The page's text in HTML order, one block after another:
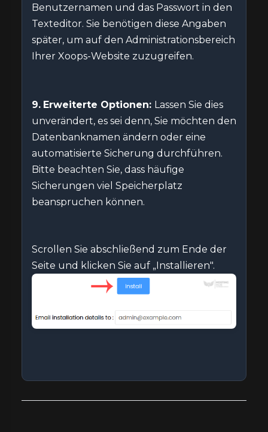
Benutzernamen und das Passwort in den
Texteditor. Sie benötigen diese Angaben
später, um auf den Administrationsbereich
Ihrer Xoops-Website zuzugreifen.
9. Erweiterte Optionen: Lassen Sie dies
unverändert, es sei denn, Sie möchten den
Datenbanknamen ändern oder eine
automatisierte Sicherung durchführen.
Bitte beachten Sie, dass häufige
Sicherungen viel Speicherplatz
beanspruchen können.
Scrollen Sie abschließend zum Ende der
Seite und klicken Sie auf „Installieren".